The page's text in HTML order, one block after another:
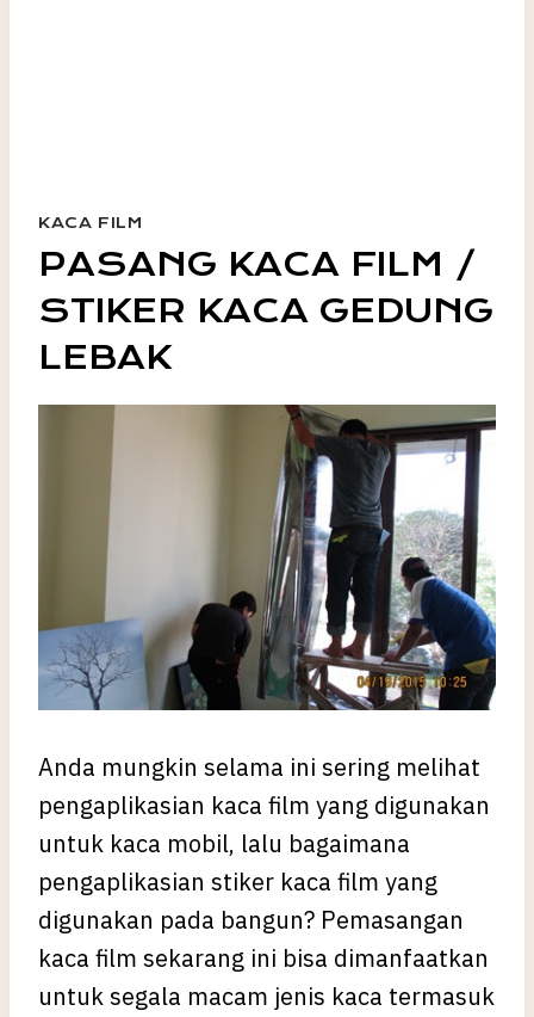
KACA FILM
PASANG KACA FILM /
STIKER KACA GEDUNG
LEBAK
Anda mungkin selama ini sering melihat
pengaplikasian kaca film yang digunakan
untuk kaca mobil, lalu bagaimana
pengaplikasian stiker kaca film yang
digunakan pada bangun? Pemasangan
kaca film sekarang ini bisa dimanfaatkan
untuk segala macam jenis kaca termasuk